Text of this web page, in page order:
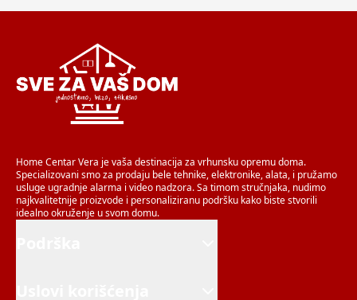
Home Centar Vera je vaša destinacija za vrhunsku opremu doma.
Specializovani smo za prodaju bele tehnike, elektronike, alata, i pružamo
usluge ugradnje alarma i video nadzora. Sa timom stručnjaka, nudimo
najkvalitetnije proizvode i personaliziranu podršku kako biste stvorili
idealno okruženje u svom domu.